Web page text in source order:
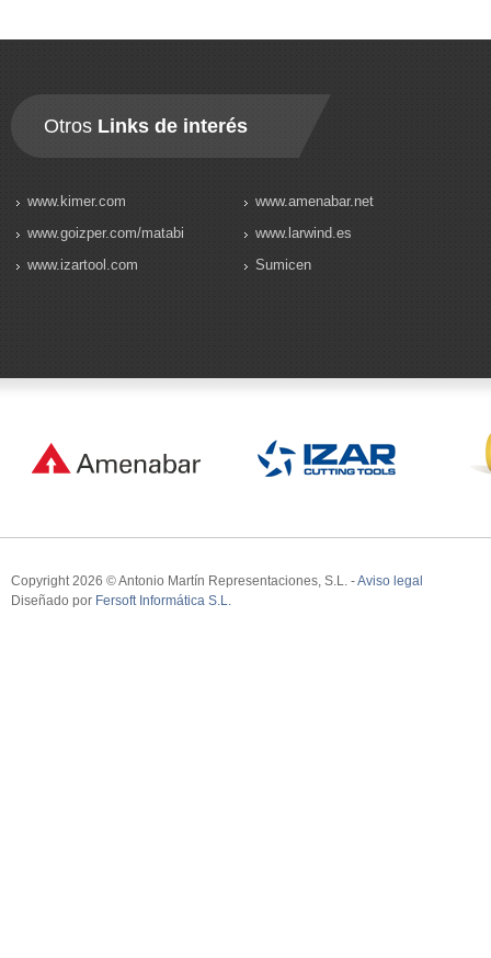
Otros Links de interés
www.kimer.com
www.goizper.com/matabi
www.izartool.com
www.amenabar.net
www.larwind.es
Sumicen
Copyright 2026 © Antonio Martín Representaciones, S.L. -Aviso legal
Diseñado por Fersoft Informática S.L.